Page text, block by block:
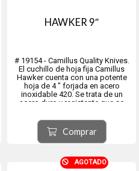
HAWKER 9″
# 19154 - Camillus Quality Knives.
El cuchillo de hoja fija Camillus
Hawker cuenta con una potente
hoja de 4 ″ forjada en acero
inoxidable 420. Se trata de un
acero duro y resistente que se
cuchillos y es un método rentable
para garantizar la resistencia a la...
Comprar
AGOTADO